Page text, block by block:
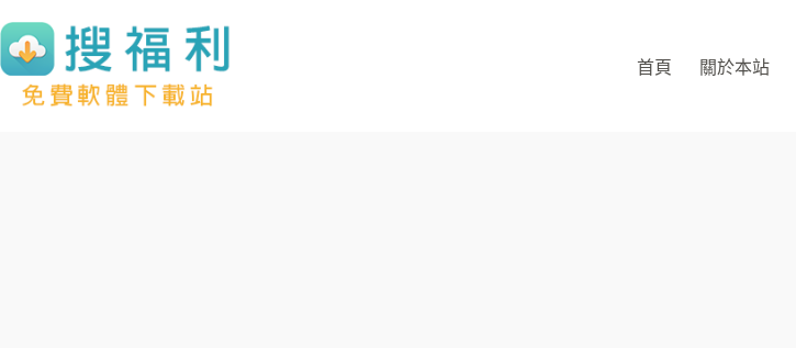
至
主
首頁 關於本站